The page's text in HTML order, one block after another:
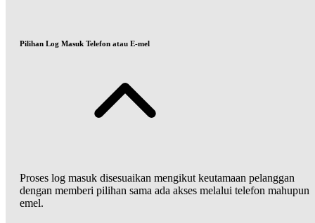
Pilihan Log Masuk Telefon atau E-mel
Proses log masuk disesuaikan mengikut keutamaan pelanggan
dengan memberi pilihan sama ada akses melalui telefon mahupun
emel.